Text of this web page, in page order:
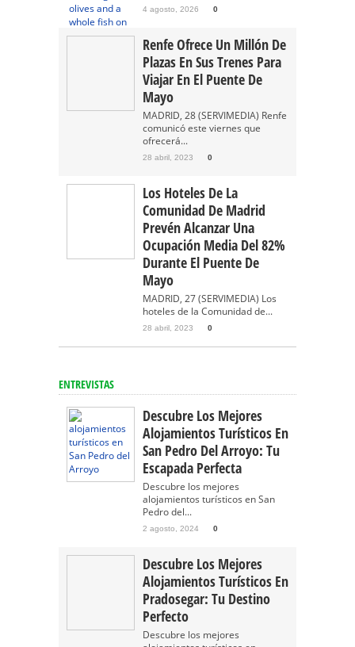
4 agosto, 2026 0
Renfe Ofrece Un Millón De
Plazas En Sus Trenes Para
Viajar En El Puente De
Mayo
MADRID, 28 (SERVIMEDIA) Renfe
comunicó este viernes que
ofrecerá...
28 abril, 2023 0
Los Hoteles De La
Comunidad De Madrid
Prevén Alcanzar Una
Ocupación Media Del 82%
Durante El Puente De
Mayo
MADRID, 27 (SERVIMEDIA) Los
hoteles de la Comunidad de...
28 abril, 2023 0
ENTREVISTAS
Descubre Los Mejores
Alojamientos Turísticos En
San Pedro Del Arroyo: Tu
Escapada Perfecta
Descubre los mejores
alojamientos turísticos en San
Pedro del...
2 agosto, 2024 0
Descubre Los Mejores
Alojamientos Turísticos En
Pradosegar: Tu Destino
Perfecto
Descubre los mejores